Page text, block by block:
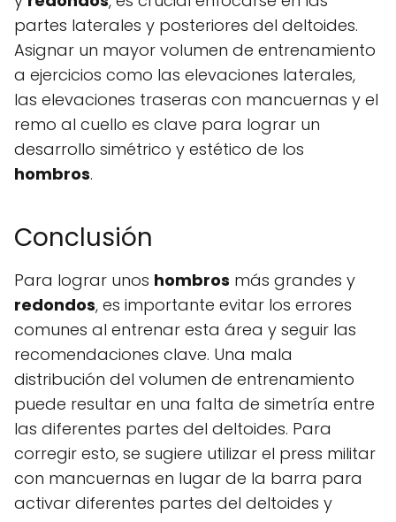
partes laterales y posteriores del deltoides.
Asignar un mayor volumen de entrenamiento
a ejercicios como las elevaciones laterales,
las elevaciones traseras con mancuernas y el
remo al cuello es clave para lograr un
desarrollo simétrico y estético de los
hombros.
Conclusión
Para lograr unos hombros más grandes y
redondos, es importante evitar los errores
comunes al entrenar esta área y seguir las
recomendaciones clave. Una mala
distribución del volumen de entrenamiento
puede resultar en una falta de simetría entre
las diferentes partes del deltoides. Para
corregir esto, se sugiere utilizar el press militar
con mancuernas en lugar de la barra para
activar diferentes partes del deltoides y